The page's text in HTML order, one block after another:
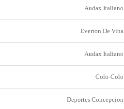
Audax Italiano
Everton De Vina
Audax Italiano
Colo-Colo
Deportes Concepcion